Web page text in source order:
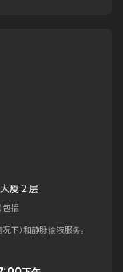
厦 2 层
包括
下）和静脉输液服务。